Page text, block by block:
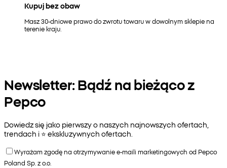
Kupuj bez obaw
Masz 30-dniowe prawo do zwrotu towaru w dowolnym sklepie na
terenie kraju.
Newsletter: Bądź na bieżąco z
Pepco
Dowiedz się jako pierwszy o naszych najnowszych ofertach,
trendach i ⭐️ ekskluzywnych ofertach.
Wyrażam zgodę na otrzymywanie e-maili marketingowych od Pepco
Poland Sp. z o.o.